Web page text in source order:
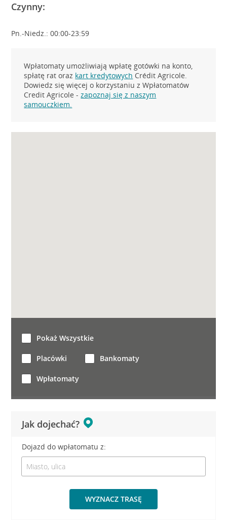
Czynny:
Pn.-Niedz.: 00:00-23:59
Wpłatomaty umożliwiają wpłatę gotówki na konto,
spłatę rat oraz kart kredytowych Crédit Agricole.
Dowiedz się więcej o korzystaniu z Wpłatomatów
Credit Agricole -zapoznaj się z naszym
samouczkiem.
Jak dojechać?
Dojazd do wpłatomatu z:
WYZNACZ TRASĘ
Pokaż Wszystkie
Placówki Bankomaty
Wpłatomaty